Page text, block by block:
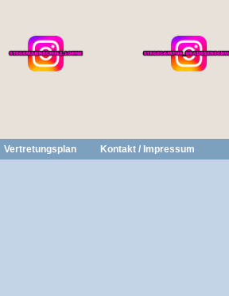
Vertretungsplan Kontakt / Impressum